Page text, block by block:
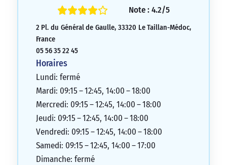
compte, j’ai été facturé pour des frais de
Je suis très déçu de cette banque et je ne
la recommande pas.
Note : 4.2/5
2 Pl. du Général de Gaulle, 33320 Le Taillan-Médoc,
France
05 56 35 22 45
Horaires
Lundi: fermé
Mardi: 09:15 – 12:45, 14:00 – 18:00
Mercredi: 09:15 – 12:45, 14:00 – 18:00
Jeudi: 09:15 – 12:45, 14:00 – 18:00
Vendredi: 09:15 – 12:45, 14:00 – 18:00
Samedi: 09:15 – 12:45, 14:00 – 17:00
Dimanche: fermé